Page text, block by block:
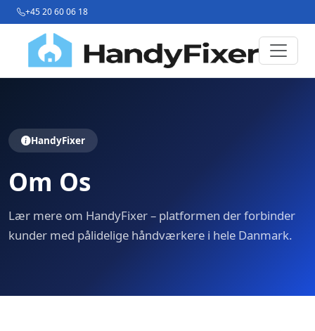
+45 20 60 06 18
HandyFixer
Om Os
Lær mere om HandyFixer – platformen der forbinder
kunder med pålidelige håndværkere i hele Danmark.